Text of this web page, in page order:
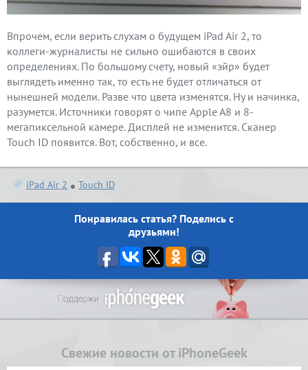
Впрочем, если верить слухам о будущем iPad Air 2, то
коллеги-журналисты не сильно ошибаются в своих
определениях. По большому счету, новый «эйр» будет
выглядеть именно так, то есть не будет отличаться от
нынешней модели. Разве что цвета изменятся. Ну и начинка,
разумется. Источники говорят о чипе Apple A8 и 8-
мегапиксельной камере. Дисплей не изменится. Сканер
Touch ID появится. Вот, собственно, и все.
iPad Air 2 Touch ID
Понравилась статья? Поделись с
друзьями!
Свежие новости от iPhoneGeek